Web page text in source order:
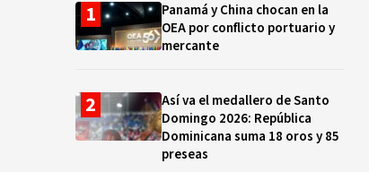
Panamá y China chocan en la
OEA por conflicto portuario y
mercante
Así va el medallero de Santo
Domingo 2026: República
Dominicana suma 18 oros y 85
preseas